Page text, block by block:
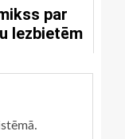
par
lezbietēm